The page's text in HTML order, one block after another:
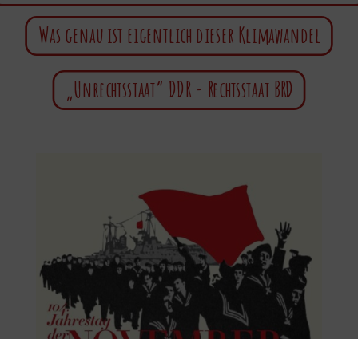
Was genau ist eigentlich dieser Klimawandel
„Unrechtsstaat“ DDR - Rechtsstaat BRD